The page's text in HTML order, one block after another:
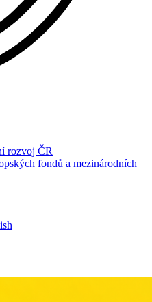
rozvoj ČR
fondů a mezinárodních